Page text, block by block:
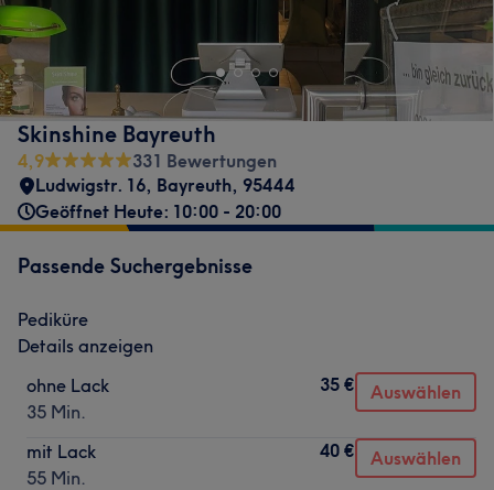
Skinshine Bayreuth
4,9
331 Bewertungen
Ludwigstr. 16, Bayreuth, 95444
Geöffnet Heute: 10:00 - 20:00
Passende Suchergebnisse
Pediküre
Details anzeigen
ohne Lack
35 Min.
35 € Auswählen
mit Lack
55 Min.
40 € Auswählen